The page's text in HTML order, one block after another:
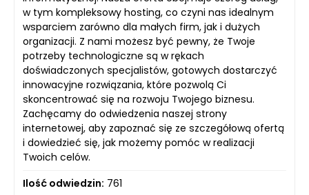
w tym kompleksowy hosting, co czyni nas idealnym
wsparciem zarówno dla małych firm, jak i dużych
organizacji. Z nami możesz być pewny, że Twoje
potrzeby technologiczne są w rękach
doświadczonych specjalistów, gotowych dostarczyć
innowacyjne rozwiązania, które pozwolą Ci
skoncentrować się na rozwoju Twojego biznesu.
Zachęcamy do odwiedzenia naszej strony
internetowej, aby zapoznać się ze szczegółową ofertą
i dowiedzieć się, jak możemy pomóc w realizacji
Twoich celów.
Ilość odwiedzin: 761